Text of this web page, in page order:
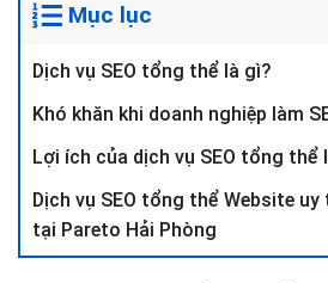
Mục lục
Dịch vụ SEO tổng thể là gì?
Khó khăn khi doanh nghiệp làm
Lợi ích của dịch vụ SEO tổng thể
Dịch vụ SEO tổng thể Website uy
tại Pareto Hải Phòng